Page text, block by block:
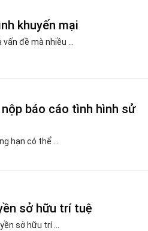
khuyến mại
đề mà nhiều ...
báo cáo tình hình sử
hạn có thể ...
sở hữu trí tuệ
sở hữu trí ...